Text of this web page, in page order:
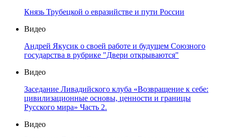
Князь Трубецкой о евразийстве и пути России
Видео
Андрей Якусик о своей работе и будущем Союзного
государства в рубрике "Двери открываются"
Видео
Заседание Ливадийского клуба «Возвращение к себе:
цивилизационные основы, ценности и границы
Русского мира» Часть 2.
Видео